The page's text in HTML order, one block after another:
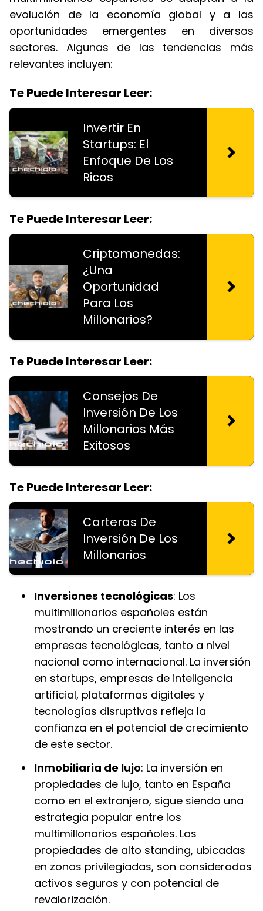
evolución de la economía global y a las
oportunidades emergentes en diversos
sectores. Algunas de las tendencias más
relevantes incluyen:
Te Puede Interesar Leer:
Invertir En
Startups: El
Enfoque De Los
Ricos
Te Puede Interesar Leer:
Criptomonedas:
¿Una
Oportunidad
Para Los
Millonarios?
Te Puede Interesar Leer:
Consejos De
Inversión De Los
Millonarios Más
Exitosos
Te Puede Interesar Leer:
Carteras De
Inversión De Los
Millonarios
Inversiones tecnológicas: Los
multimillonarios españoles están
mostrando un creciente interés en las
empresas tecnológicas, tanto a nivel
nacional como internacional. La inversión
en startups, empresas de inteligencia
artificial, plataformas digitales y
tecnologías disruptivas refleja la
confianza en el potencial de crecimiento
de este sector.
Inmobiliaria de lujo: La inversión en
propiedades de lujo, tanto en España
como en el extranjero, sigue siendo una
estrategia popular entre los
multimillonarios españoles. Las
propiedades de alto standing, ubicadas
en zonas privilegiadas, son consideradas
activos seguros y con potencial de
revalorización.